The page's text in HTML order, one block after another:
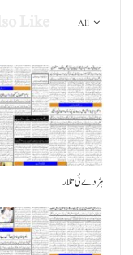
All
ہڑدے ئی تلار